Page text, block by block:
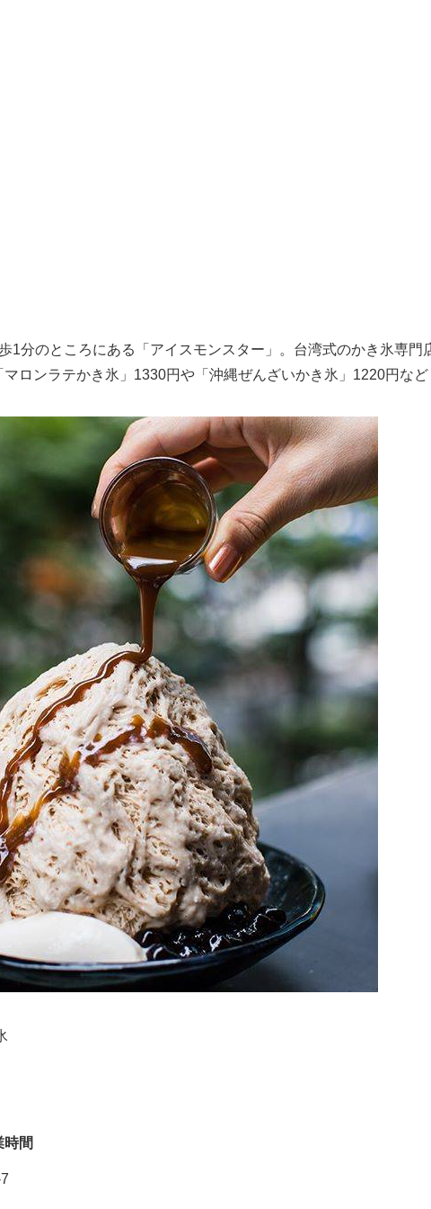
1分のところにある「アイスモンスター」。台湾式のかき氷専門
ロンラテかき氷」1330円や「沖縄ぜんざいかき氷」1220円など
時間